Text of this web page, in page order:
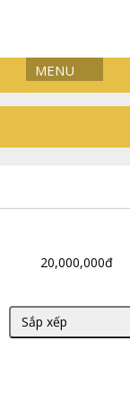
MENU
20,000,000đ
Sắp xếp